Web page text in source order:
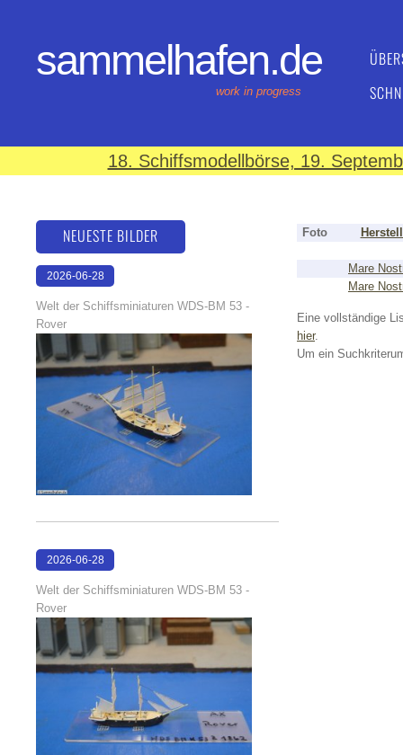
sammelhafen.de
work in progress
18. Schiffsmodellbörse, 19.
Foto
Mare
Mare
Eine vollständige
hier.
Um ein
NEUESTE BILDER
2026-06-28
Welt der Schiffsminiaturen WDS-BM 53 -
Rover
2026-06-28
Welt der Schiffsminiaturen WDS-BM 53 -
Rover